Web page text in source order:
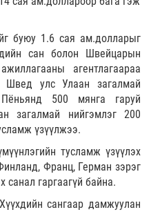
буюу 1.6 сая ам.долларыг
сан болон Швейцарын
агентлагаараа
Швед улс Улаан загалмай
500 мянга гаруй
загалмай нийгэмлэг 200
үзүүлжээ.
тусламж үзүүлэх
Франц, Герман зэрэг
санал гаргаагүй байна.
сангаар дамжуулан